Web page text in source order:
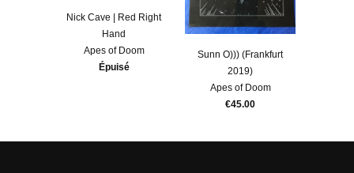
Nick Cave | Red Right
Hand
Apes of Doom
Épuisé
Sunn O))) (Frankfurt
2019)
Apes of Doom
€45.00